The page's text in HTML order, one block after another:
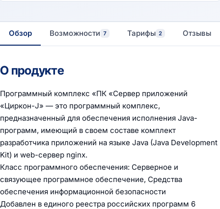
Обзор Возможности 7 Тарифы 2 Отзывы
О продукте
Программный комплекс «ПК «Сервер приложений
«Циркон-J» — это программный комплекс,
предназначенный для обеспечения исполнения Java-
программ, имеющий в своем составе комплект
разработчика приложений на языке Java (Java Development
Kit) и web-сервер nginx.
Класс программного обеспечения: Серверное и
связующее программное обеспечение, Средства
обеспечения информационной безопасности
Добавлен в единого реестра российских программ 6